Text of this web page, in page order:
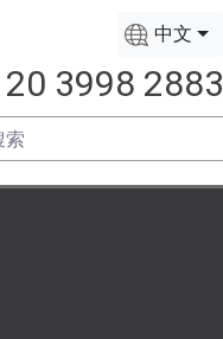
中文
3998 2883